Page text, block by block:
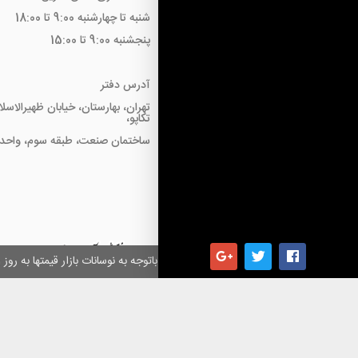
همکاران گرامی باتوجه به نوسانات بازار قیمتها
شنبه تا چهارشنبه 9:00 تا 18:00
پنجشنبه 9:00 تا 15:00
آدرس دفتر
تهران، بهارستان، خیابان
تکاپو،
ساختمان صنعت، طبقه سوم، واحد18